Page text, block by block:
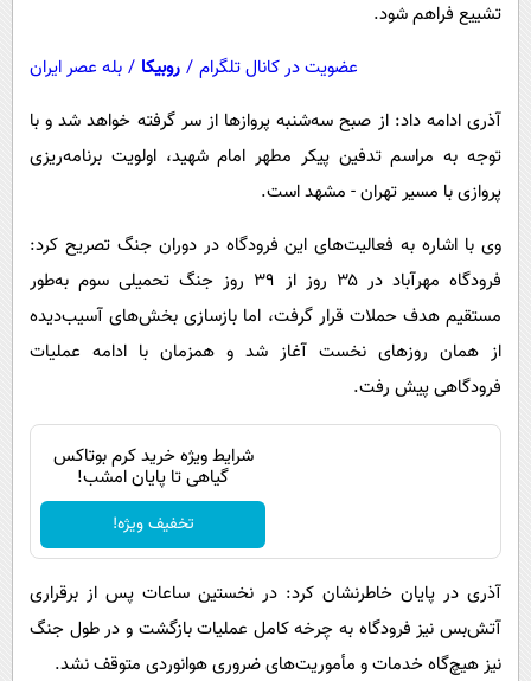
تشییع فراهم شود.
عضویت در کانال تلگرام / روبیکا / بله عصر ایران
آذری ادامه داد: از صبح سه‌شنبه پروازها از سر گرفته خواهد شد و با
توجه به مراسم تدفین پیکر مطهر امام شهید، اولویت برنامه‌ریزی
پروازی با مسیر تهران - مشهد است.
وی با اشاره به فعالیت‌های این فرودگاه در دوران جنگ تصریح کرد:
فرودگاه مهرآباد در ۳۵ روز از ۳۹ روز جنگ تحمیلی سوم به‌طور
مستقیم هدف حملات قرار گرفت، اما بازسازی بخش‌های آسیب‌دیده
از همان روزهای نخست آغاز شد و همزمان با ادامه عملیات
فرودگاهی پیش رفت.
شرایط ویژه خرید کرم بوتاکس
گیاهی تا پایان امشب!
تخفیف ویژه!
آذری در پایان خاطرنشان کرد: در نخستین ساعات پس از برقراری
آتش‌بس نیز فرودگاه به چرخه کامل عملیات بازگشت و در طول جنگ
نیز هیچ‌گاه خدمات و مأموریت‌های ضروری هوانوردی متوقف نشد.